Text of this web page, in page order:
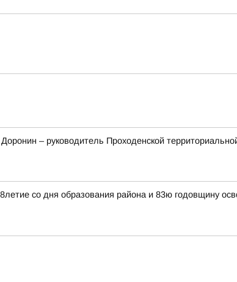
– руководитель Проходенской
со дня образования района и 83ю годовщину